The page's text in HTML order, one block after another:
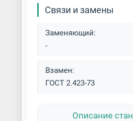
Чугунолитейное
Электрошлаковое
Связи и замены
Заменяющий:
-
Взамен:
ГОСТ 2.423-73
Описание